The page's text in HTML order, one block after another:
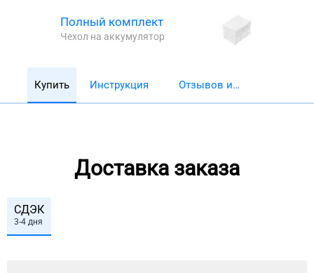
Полный комплект
Чехол на аккумулятор
Купить Инструкция
Отзывов и
Доставка заказа
СДЭК
3-4 дня